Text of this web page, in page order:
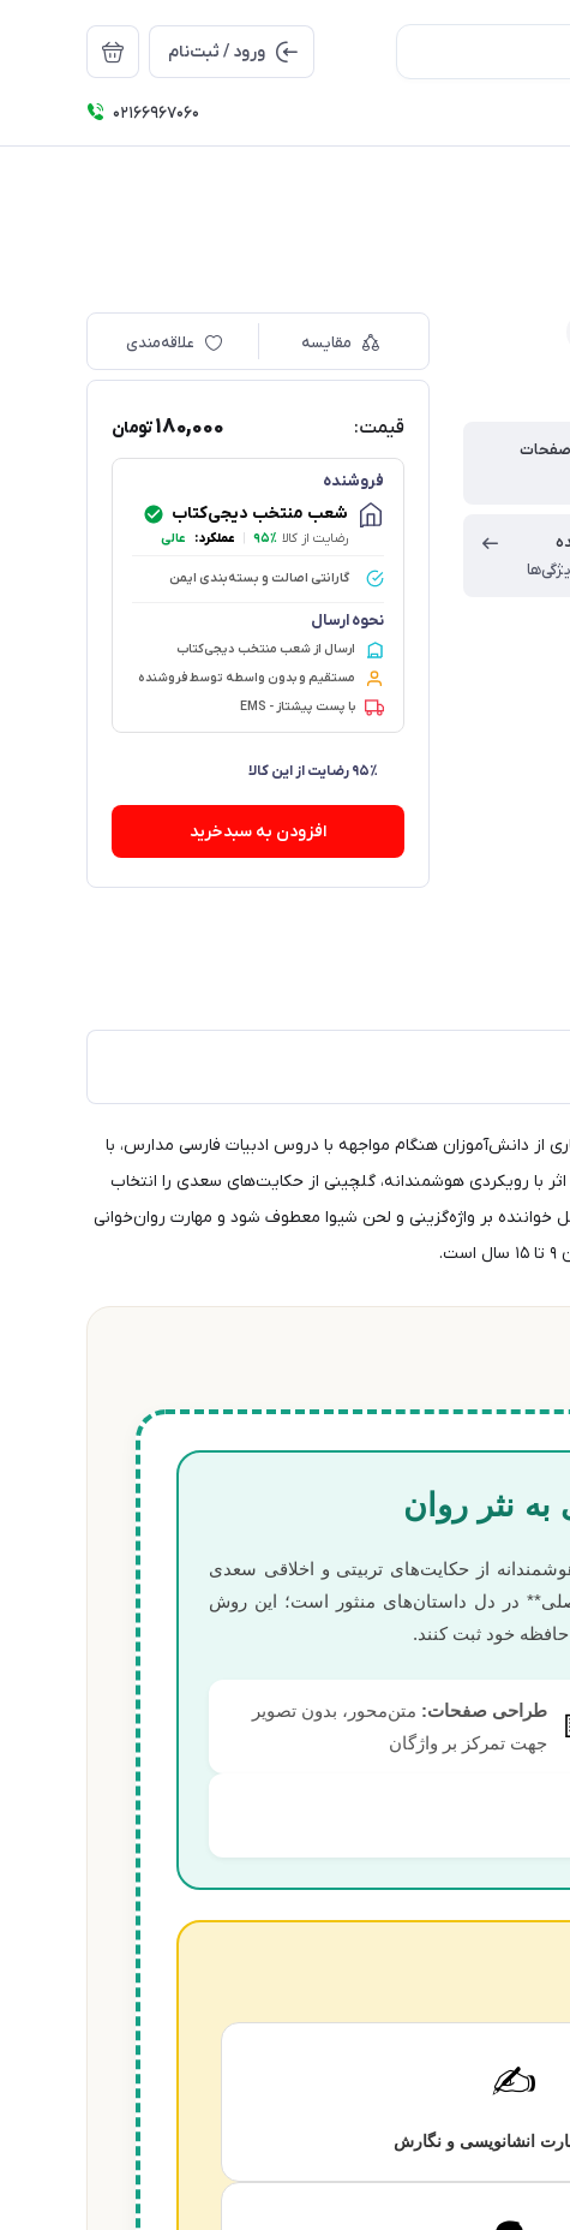
ورود / ثبت‌نام
۰۲۱66967060
صفحات
مقایسه علاقه‌مندی
قیمت: 180,000تومان
فروشنده
شعب منتخب دیجی‌کتاب
رضایت از کالا ۹۵٪ عملکرد: عالی
گارانتی اصالت و بسته‌بندی ایمن
نحوه ارسال
ارسال از شعب منتخب دیجی‌کتاب
مستقیم و بدون واسطه توسط فروشنده
با پست پیشتاز - EMS
۷۹ فروش در هفته گذشته
افزودن به سبدخرید
از دانش‌آموزان هنگام مواجهه با دروس ادبیات فارسی مدارس، با
با رویکردی هوشمندانه، گلچینی از حکایت‌های سعدی را انتخاب
بر واژه‌گزینی و لحن شیوا معطوف شود و مهارت روان‌خوانی
نثر روان
از حکایت‌های تربیتی و اخلاقی سعدی
در دل داستان‌های منثور است؛ این روش
خود ثبت کنند.
طراحی صفحات: متن‌محور، بدون تصویر
جهت تمرکز بر واژگان
✍️
انشانویسی و نگارش